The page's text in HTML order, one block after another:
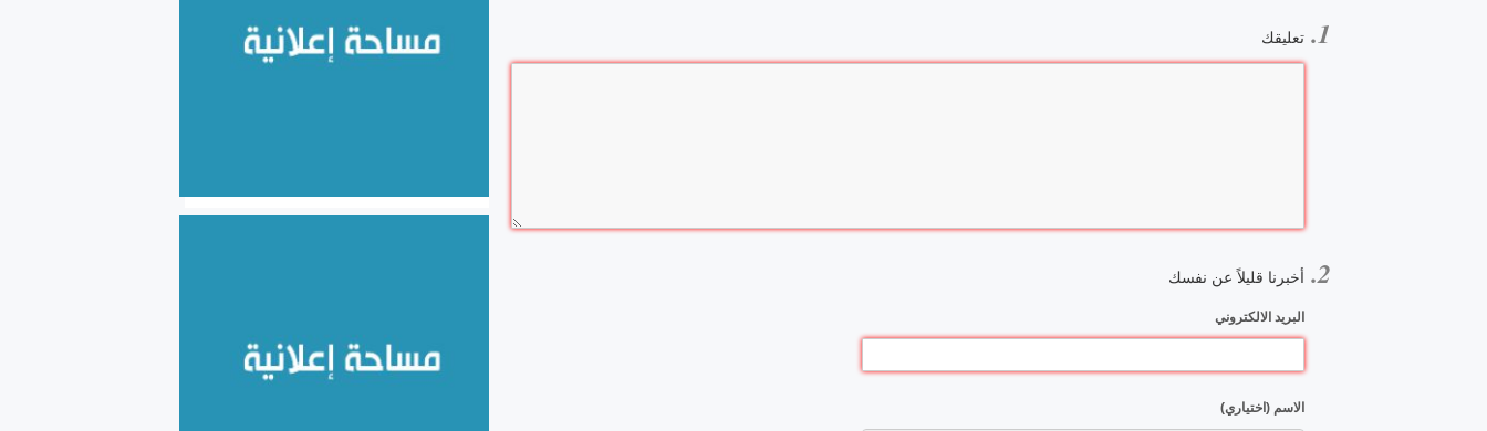
تعليقك
أخبرنا قليلاً عن نفسك
البريد الالكتروني
الاسم (اختياري)